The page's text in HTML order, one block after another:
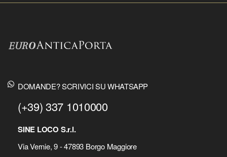
DOMANDE? SCRIVICI SU WHATSAPP
(+39) 337 1010000
SINE LOCO S.r.l.
Via Vernie, 9 - 47893 Borgo Maggiore